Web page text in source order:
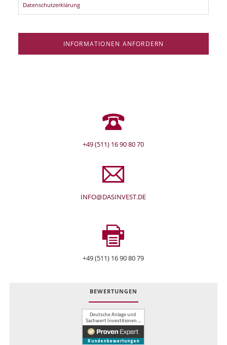
Datenschutzerklärung
INFORMATIONEN ANFORDERN
+49 (511) 16 90 80 70
INFO@DASINVEST.DE
+49 (511) 16 90 80 79
BEWERTUNGEN